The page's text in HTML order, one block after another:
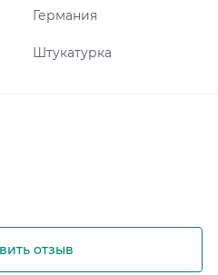
Германия
Штукатурка
отзыв